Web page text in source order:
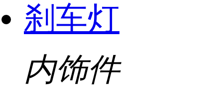
刹车灯
内饰件